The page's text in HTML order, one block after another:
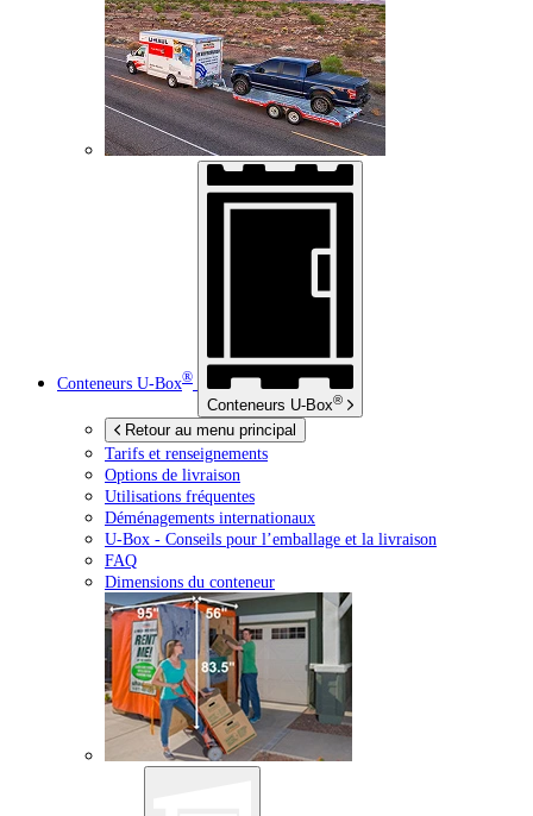
Conteneurs U-Box®
Conteneurs U-Box®
Retour au menu principal
Tarifs et renseignements
Options de livraison
Utilisations fréquentes
Déménagements internationaux
U-Box - Conseils pour l’emballage et la livraison
FAQ
Dimensions du conteneur